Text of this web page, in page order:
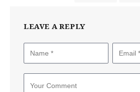
LEAVE A REPLY